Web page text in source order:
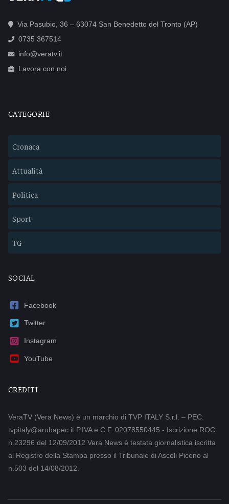
Via Pasubio, 36 – 63074 San Benedetto del Tronto (AP)
0735 367514
info@veratv.it
Lavora con noi
CATEGORIE
Cronaca
Attualità
Politica
Sport
TG
SOCIAL
Facebook
Twitter
Instagram
YouTube
CREDITI
VeraTV (Vera News) è un marchio di TVP ITALY S.r.l. – PEC:
tvpitaly@arubapec.it P.IVA e C.F. 02078550445 - Iscrizione ROC
n.23296 del 12/09/2012 Vera News è testata giornalistica iscritta
al Registro della Stampa presso il Tribunale di Ascoli Piceno al
n.503 del 14/08/2012.